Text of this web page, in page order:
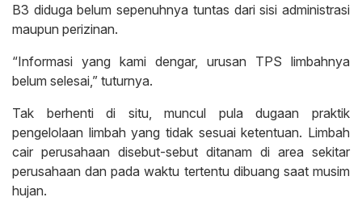
B3 diduga belum sepenuhnya tuntas dari sisi administrasi
maupun perizinan.
“Informasi yang kami dengar, urusan TPS limbahnya
belum selesai,” tuturnya.
Tak berhenti di situ, muncul pula dugaan praktik
pengelolaan limbah yang tidak sesuai ketentuan. Limbah
cair perusahaan disebut-sebut ditanam di area sekitar
perusahaan dan pada waktu tertentu dibuang saat musim
hujan.